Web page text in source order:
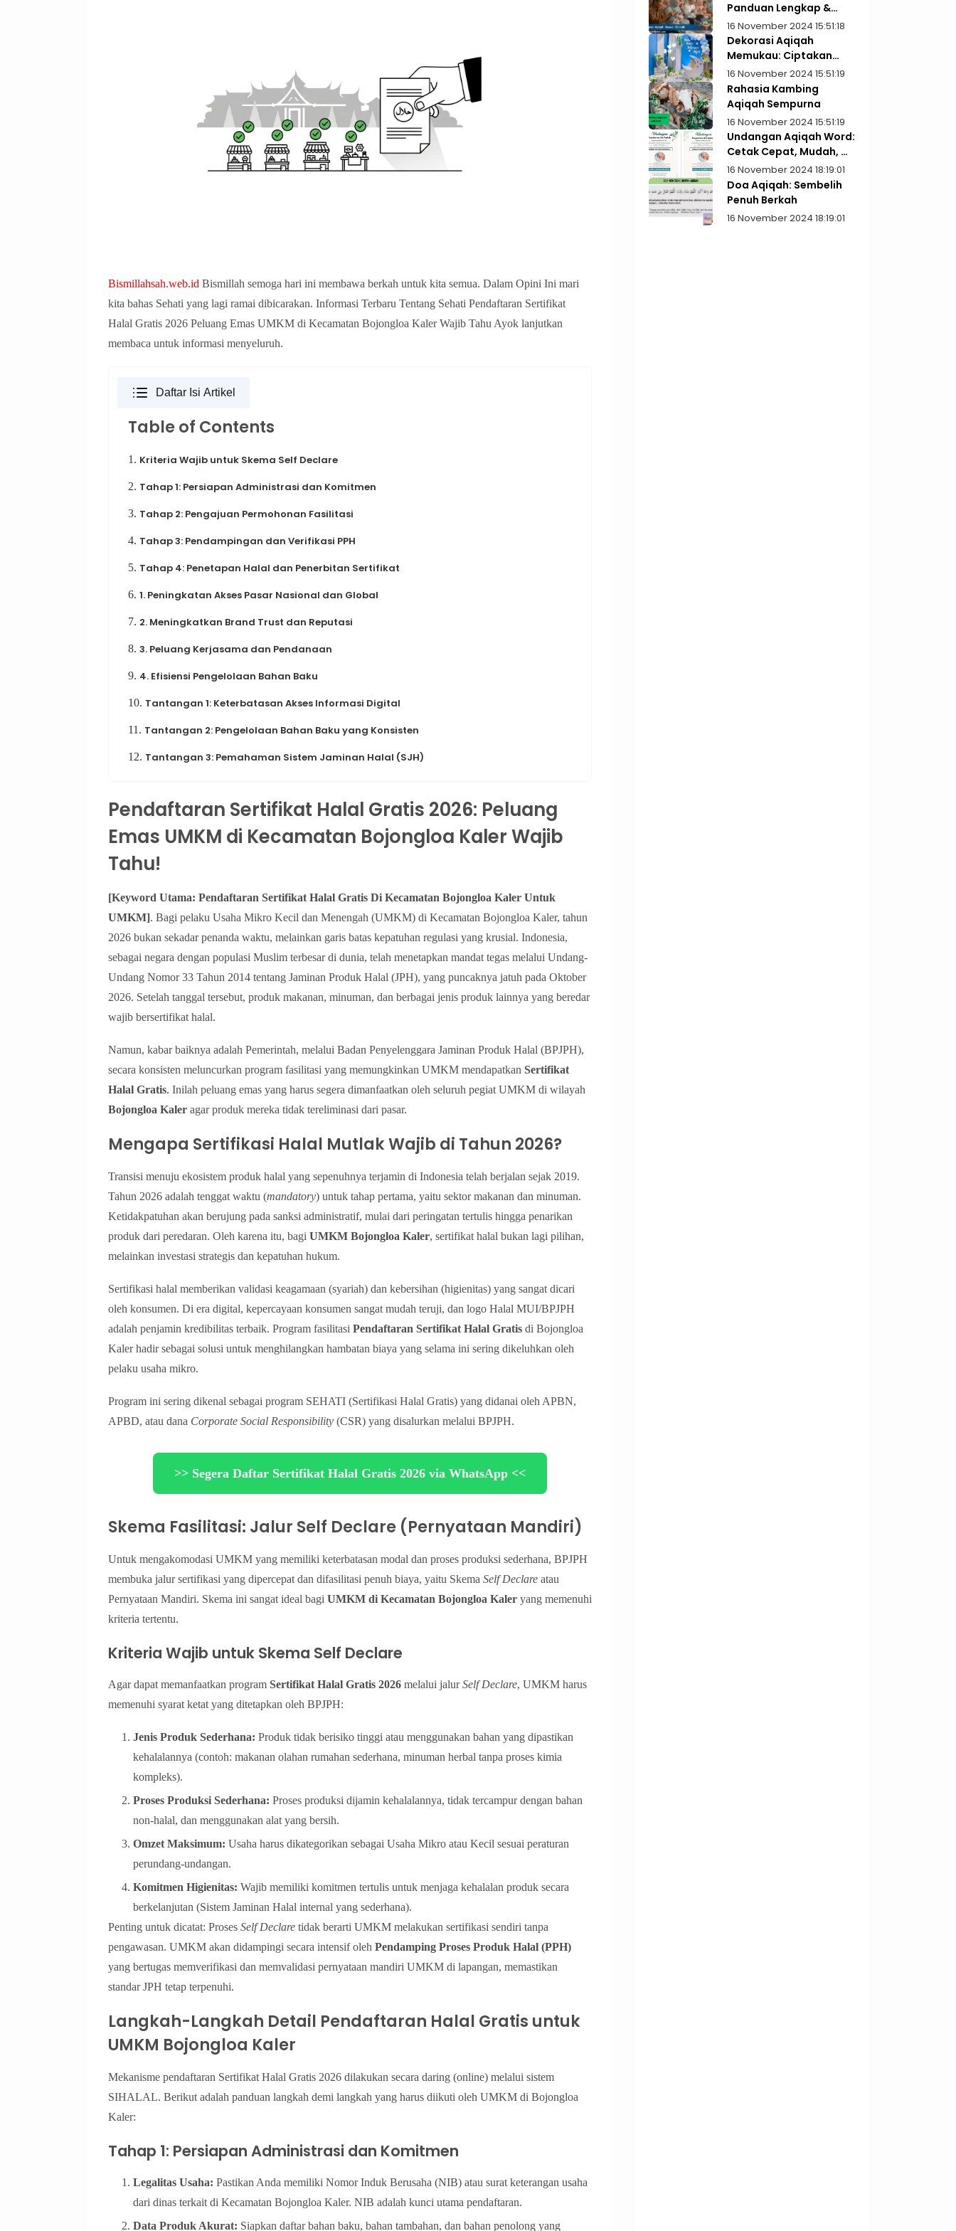
Bismillahsah.web.id Bismillah semoga hari ini membawa berkah untuk kita semua. Dalam Opini Ini mari
kita bahas Sehati yang lagi ramai dibicarakan. Informasi Terbaru Tentang Sehati Pendaftaran Sertifikat
Halal Gratis 2026 Peluang Emas UMKM di Kecamatan Bojongloa Kaler Wajib Tahu Ayok lanjutkan
membaca untuk informasi menyeluruh.
Daftar Isi Artikel
Table of Contents
1. Kriteria Wajib untuk Skema Self Declare
2. Tahap 1: Persiapan Administrasi dan Komitmen
3. Tahap 2: Pengajuan Permohonan Fasilitasi
4. Tahap 3: Pendampingan dan Verifikasi PPH
5. Tahap 4: Penetapan Halal dan Penerbitan Sertifikat
6. 1. Peningkatan Akses Pasar Nasional dan Global
7. 2. Meningkatkan Brand Trust dan Reputasi
8. 3. Peluang Kerjasama dan Pendanaan
9. 4. Efisiensi Pengelolaan Bahan Baku
10. Tantangan 1: Keterbatasan Akses Informasi Digital
11. Tantangan 2: Pengelolaan Bahan Baku yang Konsisten
12. Tantangan 3: Pemahaman Sistem Jaminan Halal (SJH)
Pendaftaran Sertifikat Halal Gratis 2026: Peluang
Emas UMKM di Kecamatan Bojongloa Kaler Wajib
Tahu!
[Keyword Utama: Pendaftaran Sertifikat Halal Gratis Di Kecamatan Bojongloa Kaler Untuk
UMKM]. Bagi pelaku Usaha Mikro Kecil dan Menengah (UMKM) di Kecamatan Bojongloa Kaler, tahun
2026 bukan sekadar penanda waktu, melainkan garis batas kepatuhan regulasi yang krusial. Indonesia,
sebagai negara dengan populasi Muslim terbesar di dunia, telah menetapkan mandat tegas melalui Undang-
Undang Nomor 33 Tahun 2014 tentang Jaminan Produk Halal (JPH), yang puncaknya jatuh pada Oktober
2026. Setelah tanggal tersebut, produk makanan, minuman, dan berbagai jenis produk lainnya yang beredar
wajib bersertifikat halal.
Namun, kabar baiknya adalah Pemerintah, melalui Badan Penyelenggara Jaminan Produk Halal (BPJPH),
secara konsisten meluncurkan program fasilitasi yang memungkinkan UMKM mendapatkan Sertifikat
Halal Gratis. Inilah peluang emas yang harus segera dimanfaatkan oleh seluruh pegiat UMKM di wilayah
Bojongloa Kaler agar produk mereka tidak tereliminasi dari pasar.
Mengapa Sertifikasi Halal Mutlak Wajib di Tahun 2026?
Transisi menuju ekosistem produk halal yang sepenuhnya terjamin di Indonesia telah berjalan sejak 2019.
Tahun 2026 adalah tenggat waktu (mandatory) untuk tahap pertama, yaitu sektor makanan dan minuman.
Ketidakpatuhan akan berujung pada sanksi administratif, mulai dari peringatan tertulis hingga penarikan
produk dari peredaran. Oleh karena itu, bagi UMKM Bojongloa Kaler, sertifikat halal bukan lagi pilihan,
melainkan investasi strategis dan kepatuhan hukum.
Sertifikasi halal memberikan validasi keagamaan (syariah) dan kebersihan (higienitas) yang sangat dicari
oleh konsumen. Di era digital, kepercayaan konsumen sangat mudah teruji, dan logo Halal MUI/BPJPH
adalah penjamin kredibilitas terbaik. Program fasilitasi Pendaftaran Sertifikat Halal Gratis di Bojongloa
Kaler hadir sebagai solusi untuk menghilangkan hambatan biaya yang selama ini sering dikeluhkan oleh
pelaku usaha mikro.
Program ini sering dikenal sebagai program SEHATI (Sertifikasi Halal Gratis) yang didanai oleh APBN,
APBD, atau dana Corporate Social Responsibility (CSR) yang disalurkan melalui BPJPH.
>> Segera Daftar Sertifikat Halal Gratis 2026 via WhatsApp <<
Skema Fasilitasi: Jalur Self Declare (Pernyataan Mandiri)
Untuk mengakomodasi UMKM yang memiliki keterbatasan modal dan proses produksi sederhana, BPJPH
membuka jalur sertifikasi yang dipercepat dan difasilitasi penuh biaya, yaitu Skema Self Declare atau
Pernyataan Mandiri. Skema ini sangat ideal bagi UMKM di Kecamatan Bojongloa Kaler yang memenuhi
kriteria tertentu.
Kriteria Wajib untuk Skema Self Declare
Agar dapat memanfaatkan program Sertifikat Halal Gratis 2026 melalui jalurSelf Declare, UMKM harus
memenuhi syarat ketat yang ditetapkan oleh BPJPH:
Jenis Produk Sederhana: Produk tidak berisiko tinggi atau menggunakan bahan yang dipastikan
kehalalannya (contoh: makanan olahan rumahan sederhana, minuman herbal tanpa proses kimia
kompleks).
Proses Produksi Sederhana: Proses produksi dijamin kehalalannya, tidak tercampur dengan bahan
non-halal, dan menggunakan alat yang bersih.
Omzet Maksimum: Usaha harus dikategorikan sebagai Usaha Mikro atau Kecil sesuai peraturan
perundang-undangan.
Komitmen Higienitas: Wajib memiliki komitmen tertulis untuk menjaga kehalalan produk secara
berkelanjutan (Sistem Jaminan Halal internal yang sederhana).
Penting untuk dicatat: Proses Self Declare tidak berarti UMKM melakukan sertifikasi sendiri tanpa
pengawasan. UMKM akan didampingi secara intensif oleh Pendamping Proses Produk Halal (PPH)
yang bertugas memverifikasi dan memvalidasi pernyataan mandiri UMKM di lapangan, memastikan
standar JPH tetap terpenuhi.
Langkah-Langkah Detail Pendaftaran Halal Gratis untuk
UMKM Bojongloa Kaler
Mekanisme pendaftaran Sertifikat Halal Gratis 2026 dilakukan secara daring (online) melalui sistem
SIHALAL. Berikut adalah panduan langkah demi langkah yang harus diikuti oleh UMKM di Bojongloa
Kaler:
Tahap 1: Persiapan Administrasi dan Komitmen
Legalitas Usaha: Pastikan Anda memiliki Nomor Induk Berusaha (NIB) atau surat keterangan usaha
dari dinas terkait di Kecamatan Bojongloa Kaler. NIB adalah kunci utama pendaftaran.
Data Produk Akurat: Siapkan daftar bahan baku, bahan tambahan, dan bahan penolong yang
Panduan Lengkap &
Praktis
16 November 2024 15:51:18
Dekorasi Aqiqah
Memukau: Ciptakan
Kenangan Indah
16 November 2024 15:51:19
Rahasia Kambing
Aqiqah Sempurna
16 November 2024 15:51:19
Undangan Aqiqah Word:
Cetak Cepat, Mudah, &
Gratis!
16 November 2024 18:19:01
Doa Aqiqah: Sembelih
Penuh Berkah
16 November 2024 18:19:01